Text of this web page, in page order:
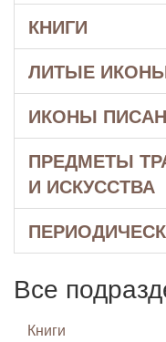
КНИГИ
ЛИТЫЕ
ИКОНЫ
ПРЕДМЕТЫ
И ИСКУССТВА
Все
Книги